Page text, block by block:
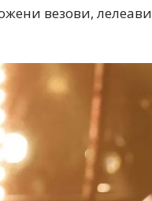
везови, лелеави